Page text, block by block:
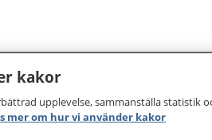
och vård
kakor
upplevelse, sammanställa statistik
mer om hur vi använder kakor